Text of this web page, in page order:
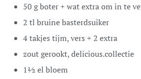
50 gboter+ wat extra om in te
2 tl bruine basterdsuiker
4takjes tijm,vers + 2 extra
zoutgerookt, delicious.collectie
1½ el bloem